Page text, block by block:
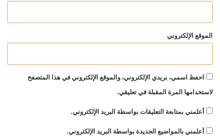
الموقع الإلكتروني
احفظ اسمي، بريدي الإلكتروني، والموقع الإلكتروني في هذا المتصفح
لاستخدامها المرة المقبلة في تعليقي.
أعلمني بمتابعة التعليقات بواسطة البريد الإلكتروني.
أعلمني بالمواضيع الجديدة بواسطة البريد الإلكتروني.